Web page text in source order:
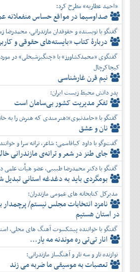
«احمد عطاریه» مطرح کرد:
صداوسیما در مواقع حساس منفعلانه
گفتگو با نویسنده و حقوقدان مازندرانی، محمدرضا
دربارۀ کتاب ”بایسته‌های حقوقی و
گفتگوی «محمدکشاورز» با «چنگیزشیخلی» در
کیجاکرچال
نیم قرن غارشناسی
پدر دانش محیط زیست ایران:
تفكر مديريت کشور بی‌سامان است
گفتگو با «حامدنبوی»؛هنرمندی که هنرش را به
نان و عشق
گفت‌وگو با داود کیاقاسمی؛ شاعر، ترانه سرا و
جای طنز در شعر و ترانه‌ی مازندرانی
گفتگو با دکتر محمدرضا طبیبی، عضو هیأت علمی
بومگردی باید به دغدغه استانی تبدیل
مدیرکل کتابخانه های عمومی مازندران:
نامزد انتخابات مجلس نیستم/
در استان هستیم
گفتگو با خواننده پیشکسوت آهنگ های محلی،
انار تی‌تی ره موندنه مه یار...
نوازنده تار و سه تار و آهنگساز مازندرانی:
تعصبات به موسیقی ما ضربه می زند